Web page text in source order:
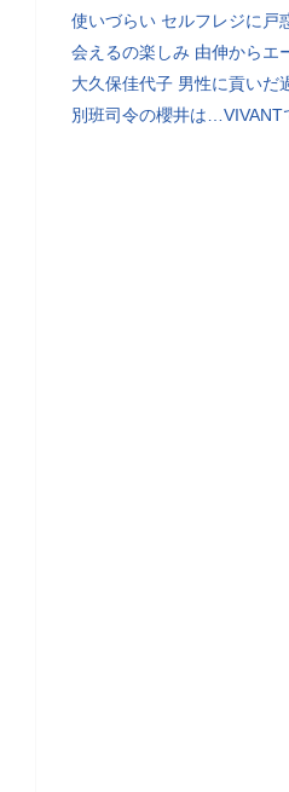
使いづらい セルフレジに戸
会えるの楽しみ 由伸からエ
大久保佳代子 男性に貢いだ
別班司令の櫻井は…VIVANT